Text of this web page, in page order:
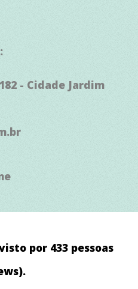
- Cidade Jardim
por 433 pessoas